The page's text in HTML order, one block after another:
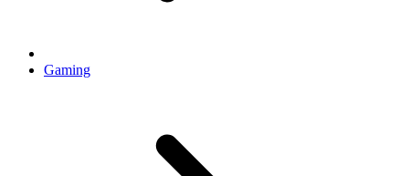
Gaming